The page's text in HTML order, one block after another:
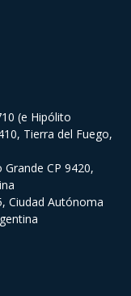
(e Hipólito
Tierra del Fuego,
CP 9420,
Ciudad Autónoma